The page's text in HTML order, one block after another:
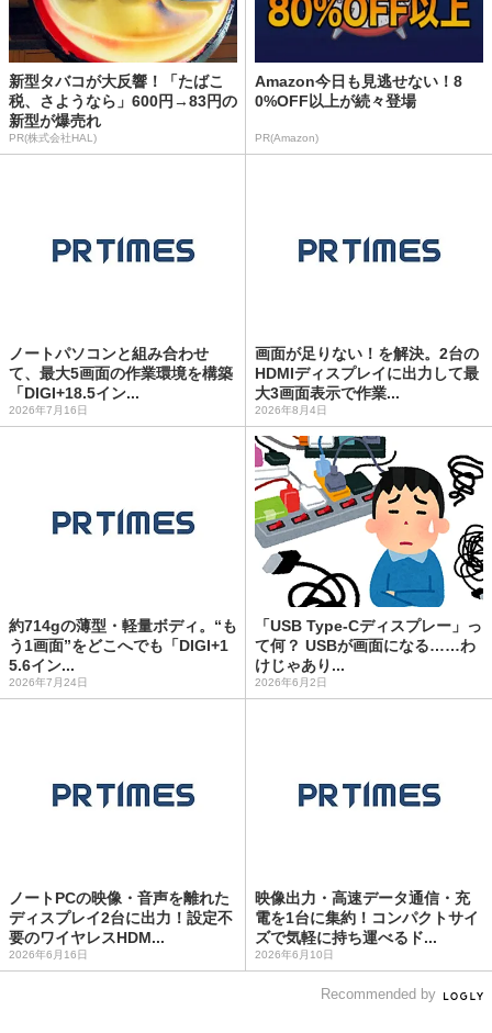
新型タバコが大反響！「たばこ
税、さようなら」600円→83円の
新型が爆売れ
PR(株式会社HAL)
Amazon今日も見逃せない！8
0%OFF以上が続々登場
PR(Amazon)
ノートパソコンと組み合わせ
て、最大5画面の作業環境を構築
「DIGI+18.5イン...
2026年7月16日
画面が足りない！を解決。2台の
HDMIディスプレイに出力して最
大3画面表示で作業...
2026年8月4日
約714gの薄型・軽量ボディ。“も
う1画面”をどこへでも「DIGI+1
5.6イン...
2026年7月24日
「USB Type-Cディスプレー」っ
て何？ USBが画面になる……わ
けじゃあり...
2026年6月2日
ノートPCの映像・音声を離れた
ディスプレイ2台に出力！設定不
要のワイヤレスHDM...
2026年6月16日
映像出力・高速データ通信・充
電を1台に集約！コンパクトサイ
ズで気軽に持ち運べるド...
2026年6月10日
Recommended by